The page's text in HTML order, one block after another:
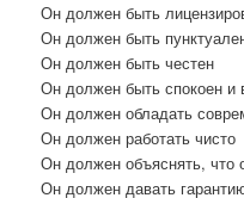
Он должен быть
Он должен быть
Он должен быть честен
Он должен быть спокоен и
Он должен обладать
Он должен работать чисто
Он должен объяснять, что
Он должен давать